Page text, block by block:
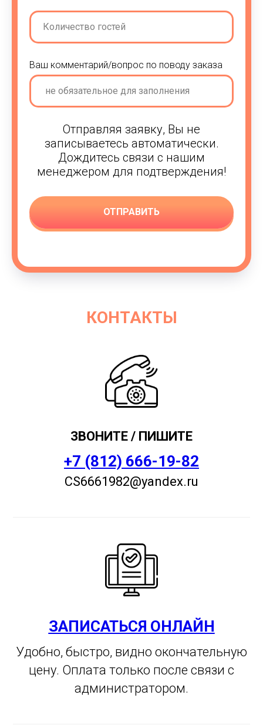
Ваш комментарий/вопрос по поводу заказа
Отправляя заявку, Вы не
записываетесь автоматически.
Дождитесь связи с нашим
менеджером для подтверждения!
ОТПРАВИТЬ
КОНТАКТЫ
ЗВОНИТЕ / ПИШИТЕ
+7 (812) 666-19-82
CS6661982@yandex.ru
ЗАПИСАТЬСЯ ОНЛАЙН
Удобно, быстро, видно окончательную
цену. Оплата только после связи с
администратором.